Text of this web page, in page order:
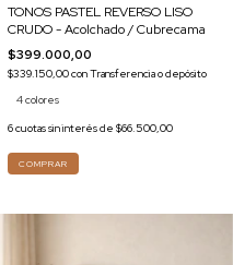
TONOS PASTEL REVERSO LISO
CRUDO - Acolchado / Cubrecama
$399.000,00
$339.150,00conTransferencia o depósito
4 colores
6cuotas sin interés de $66.500,00
COMPRAR